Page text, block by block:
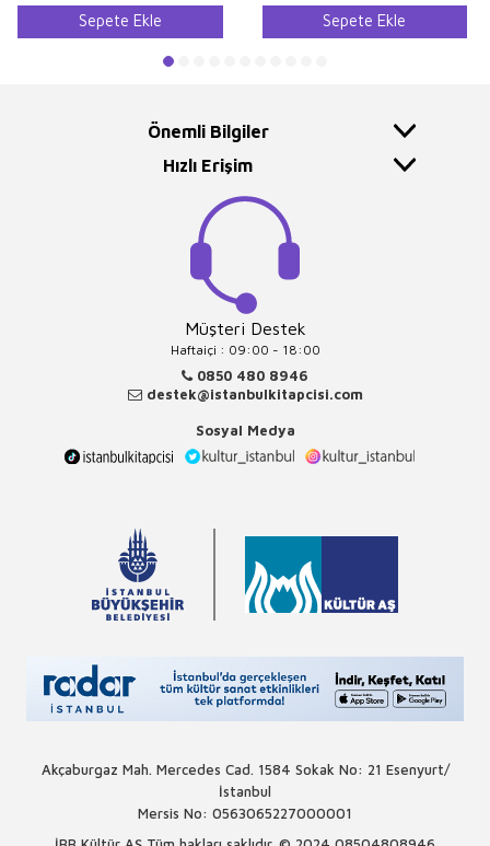
Sepete Ekle Sepete Ekle
Önemli Bilgiler
Hızlı Erişim
Müşteri Destek
Haftaiçi : 09:00 - 18:00
0850 480 8946
destek@istanbulkitapcisi.com
Sosyal Medya
Akçaburgaz Mah. Mercedes Cad. 1584 Sokak No: 21 Esenyurt/
İstanbul
Mersis No: 0563065227000001